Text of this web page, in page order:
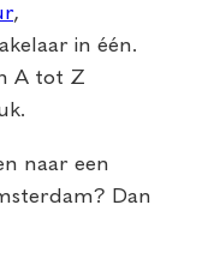
,
in één.
A tot Z
naar een
Dan